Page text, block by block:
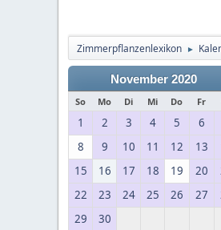
Zimmerpflanzenlexikon ►
November 2020
So Mo Di Mi Do Fr
1 2 3 4 5 6
8
9 10 11 12 13
15
16 17 18 19 20
22
23 24 25 26 27
29
30